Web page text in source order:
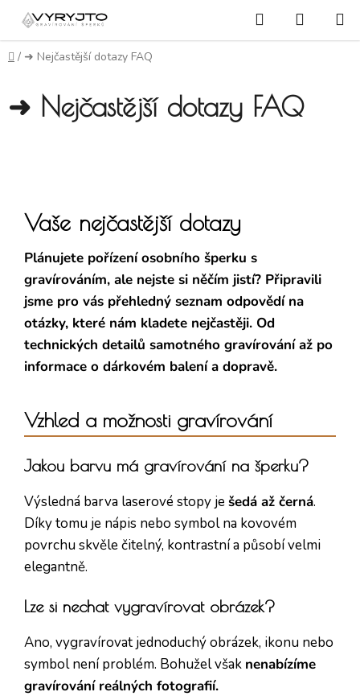
Přejít na obsah Hledat
Domů
/ ➜ Nejčastější dotazy FAQ
➜ Nejčastější dotazy FAQ
Vaše nejčastější dotazy
Plánujete pořízení osobního šperku s
gravírováním, ale nejste si něčím jistí? Připravili
jsme pro vás přehledný seznam odpovědí na
otázky, které nám kladete nejčastěji. Od
technických detailů samotného gravírování až po
informace o dárkovém balení a dopravě.
Vzhled a možnosti gravírování
Jakou barvu má gravírování na šperku?
Výsledná barva laserové stopy ješedá až černá.
Díky tomu je nápis nebo symbol na kovovém
povrchu skvěle čitelný, kontrastní a působí velmi
elegantně.
Lze si nechat vygravírovat obrázek?
Ano, vygravírovat jednoduchý obrázek, ikonu nebo
symbol není problém. Bohužel však nenabízíme
gravírování reálných fotografií.